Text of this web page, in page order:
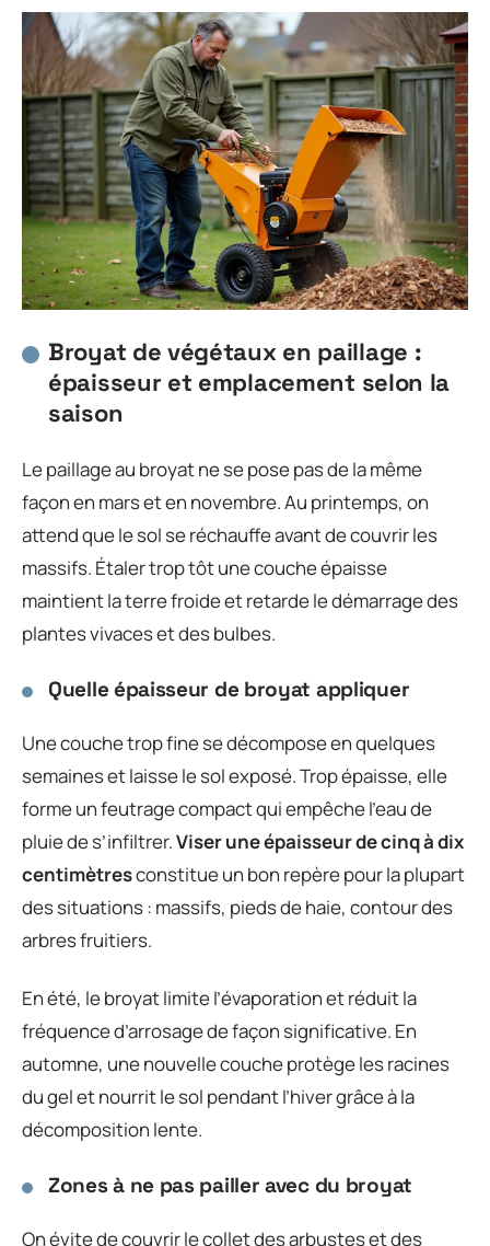
Broyat de végétaux en paillage :
épaisseur et emplacement selon la
saison
Le paillage au broyat ne se pose pas de la même
façon en mars et en novembre. Au printemps, on
attend que le sol se réchauffe avant de couvrir les
massifs. Étaler trop tôt une couche épaisse
maintient la terre froide et retarde le démarrage des
plantes vivaces et des bulbes.
Quelle épaisseur de broyat appliquer
Une couche trop fine se décompose en quelques
semaines et laisse le sol exposé. Trop épaisse, elle
forme un feutrage compact qui empêche l’eau de
pluie de s’infiltrer.Viser une épaisseur de cinq à dix
centimètresconstitue un bon repère pour la plupart
des situations : massifs, pieds de haie, contour des
arbres fruitiers.
En été, le broyat limite l’évaporation et réduit la
fréquence d’arrosage de façon significative. En
automne, une nouvelle couche protège les racines
du gel et nourrit le sol pendant l’hiver grâce à la
décomposition lente.
Zones à ne pas pailler avec du broyat
On évite de couvrir le collet des arbustes et des